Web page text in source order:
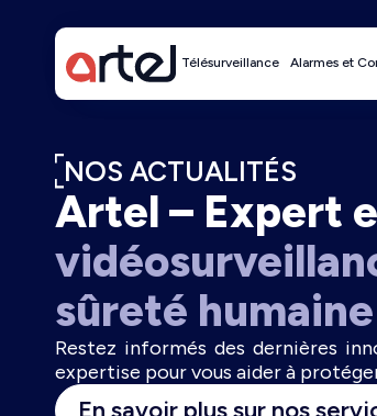
Télésurveillance Alarmes et
NOS ACTUALITÉS
Artel – Expert
sûreté humaine
Restez informés des dernières
expertise pour vous aider à
En savoir plus sur nos